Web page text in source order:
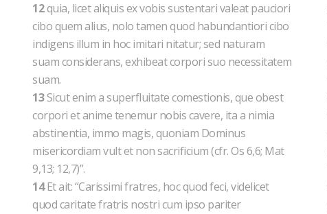
12quia, licet aliquis ex vobis sustentari valeat pauciori
cibo quem alius, nolo tamen quod habundantiori cibo
indigens illum in hoc imitari nitatur; sed naturam
suam considerans, exhibeat corpori suo necessitatem
suam.
13Sicut enim a superfluitate comestionis, que obest
corpori et anime tenemur nobis cavere, ita a nimia
abstinentia, immo magis, quoniam Dominus
misericordiam vult et non sacrificium (cfr. Os 6,6; Mat
9,13; 12,7)”.
14Et ait: “Carissimi fratres, hoc quod feci, videlicet
quod caritate fratris nostri cum ipso pariter